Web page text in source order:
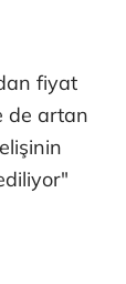
fiyat
de artan